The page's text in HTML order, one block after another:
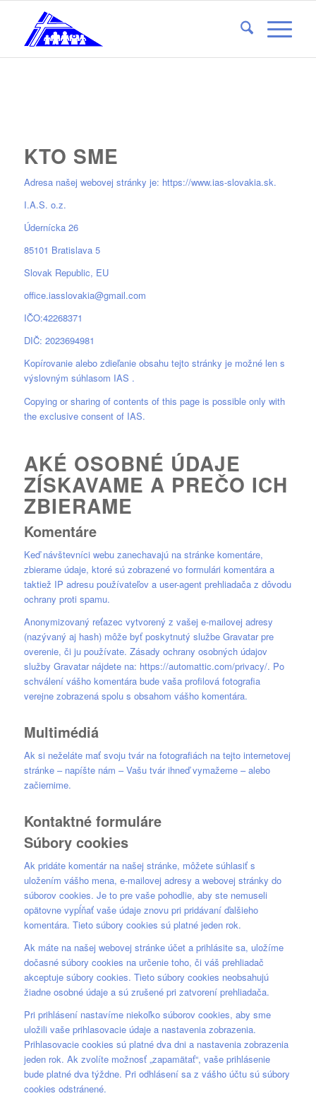
KTO SME
Adresa našej webovej stránky je: https://www.ias-slovakia.sk.
I.A.S. o.z.
Údernícka 26
85101 Bratislava 5
Slovak Republic, EU
office.iasslovakia@gmail.com
IČO:42268371
DIČ: 2023694981
Kopírovanie alebo zdieľanie obsahu tejto stránky je možné len s
výslovným súhlasom IAS .
Copying or sharing of contents of this page is possible only with
the exclusive consent of IAS.
AKÉ OSOBNÉ ÚDAJE
ZÍSKAVAME A PREČO ICH
ZBIERAME
Komentáre
Keď návštevníci webu zanechavajú na stránke komentáre,
zbierame údaje, ktoré sú zobrazené vo formulári komentára a
taktiež IP adresu používateľov a user-agent prehliadača z dôvodu
ochrany proti spamu.
Anonymizovaný reťazec vytvorený z vašej e-mailovej adresy
(nazývaný aj hash) môže byť poskytnutý službe Gravatar pre
overenie, či ju používate. Zásady ochrany osobných údajov
služby Gravatar nájdete na: https://automattic.com/privacy/. Po
schválení vášho komentára bude vaša profilová fotografia
verejne zobrazená spolu s obsahom vášho komentára.
Multimédiá
Ak si neželáte mať svoju tvár na fotografiách na tejto internetovej
stránke – napíšte nám – Vašu tvár ihneď vymažeme – alebo
začiernime.
Kontaktné formuláre
Súbory cookies
Ak pridáte komentár na našej stránke, môžete súhlasiť s
uložením vášho mena, e-mailovej adresy a webovej stránky do
súborov cookies. Je to pre vaše pohodlie, aby ste nemuseli
opätovne vypĺňať vaše údaje znovu pri pridávaní ďalšieho
komentára. Tieto súbory cookies sú platné jeden rok.
Ak máte na našej webovej stránke účet a prihlásite sa, uložíme
dočasné súbory cookies na určenie toho, či váš prehliadač
akceptuje súbory cookies. Tieto súbory cookies neobsahujú
žiadne osobné údaje a sú zrušené pri zatvorení prehliadača.
Pri prihlásení nastavíme niekoľko súborov cookies, aby sme
uložili vaše prihlasovacie údaje a nastavenia zobrazenia.
Prihlasovacie cookies sú platné dva dni a nastavenia zobrazenia
jeden rok. Ak zvolíte možnosť „zapamätať“, vaše prihlásenie
bude platné dva týždne. Pri odhlásení sa z vášho účtu sú súbory
cookies odstránené.